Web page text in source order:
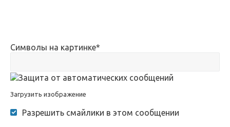
Символы на картинке*
Загрузить изображение
Разрешить смайлики в этом сообщении